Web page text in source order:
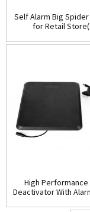
Self Alarm Big Spider
for Retail
High Performance
Deactivator With